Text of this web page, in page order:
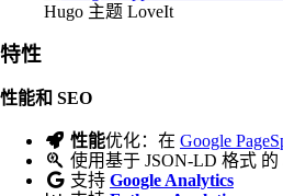
Hugo 主题 LoveIt
特性
性能和 SEO
性能优化：在 Google
使用基于 JSON-LD 格式 的
支持 Google Analytics